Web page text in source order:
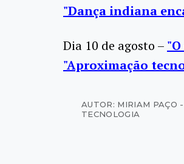
"Dança indiana
Dia 10 de agosto –
"Aproximação
AUTOR: MIRIAM PAÇO
TECNOLOGIA